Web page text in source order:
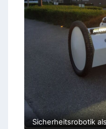
Sicherheitsrobotik